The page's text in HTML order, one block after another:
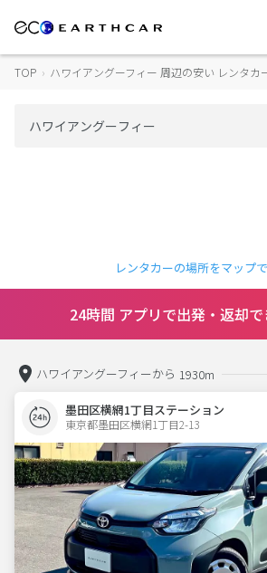
TOP › ハワイアングーフィー 周辺の安い レンタカ
レンタカーの場所をマップ
24時間 アプリで出発・返却
ハワイアングーフィーから 1930m
墨田区横網1丁目ステーション
東京都墨田区横網1丁目2-13